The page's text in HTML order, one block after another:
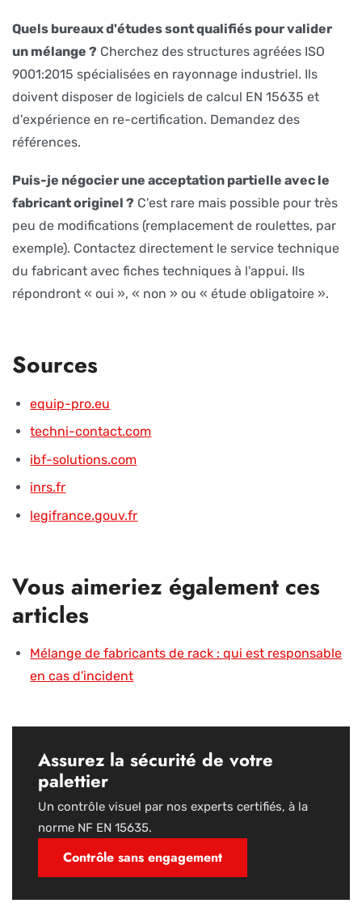
Quels bureaux d'études sont qualifiés pour valider
un mélange ? Cherchez des structures agréées ISO
9001:2015 spécialisées en rayonnage industriel. Ils
doivent disposer de logiciels de calcul EN 15635 et
d'expérience en re-certification. Demandez des
références.
Puis-je négocier une acceptation partielle avec le
fabricant originel ? C'est rare mais possible pour très
peu de modifications (remplacement de roulettes, par
exemple). Contactez directement le service technique
du fabricant avec fiches techniques à l'appui. Ils
répondront « oui », « non » ou « étude obligatoire ».
Sources
equip-pro.eu
techni-contact.com
ibf-solutions.com
inrs.fr
legifrance.gouv.fr
Vous aimeriez également ces
articles
Mélange de fabricants de rack : qui est responsable
en cas d'incident
Assurez la sécurité de votre
palettier
Un contrôle visuel par nos experts certifiés, à la
norme NF EN 15635.
Contrôle sans engagement